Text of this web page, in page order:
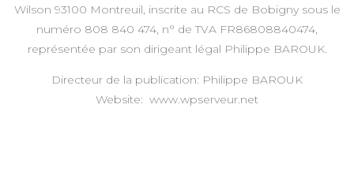
Wilson 93100 Montreuil, inscrite au RCS de Bobigny sous le
numéro 808 840 474, n° de TVA FR86808840474,
représentée par son dirigeant légal Philippe BAROUK.
Directeur de la publication: Philippe BAROUK
Website: www.wpserveur.net